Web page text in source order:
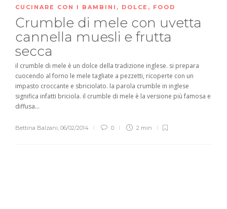
CUCINARE CON I BAMBINI , DOLCE , FOOD
Crumble di mele con uvetta
cannella muesli e frutta
secca
il crumble di mele è un dolce della tradizione inglese. si prepara
cuocendo al forno le mele tagliate a pezzetti, ricoperte con un
impasto croccante e sbriciolato. la parola crumble in inglese
significa infatti briciola. il crumble di mele è la versione più famosa e
diffusa...
Bettina Balzani 06/02/2014 0 2 min